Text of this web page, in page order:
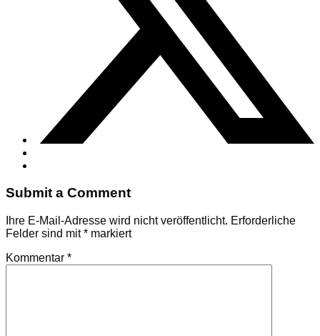
Submit a Comment
Ihre E-Mail-Adresse wird nicht veröffentlicht. Erforderliche
Felder sind mit* markiert
Kommentar *